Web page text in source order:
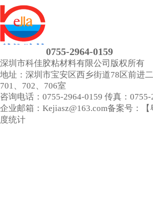
0755-2964-0159
深圳市科佳胶粘材料有限公司 版权所有
地址：深圳市宝安区西乡街道78区前进
701、702、706室
咨询电话：0755-2964-0159 传真：0755-
企业邮箱：Kejiasz@163.com备案号：【
度统计